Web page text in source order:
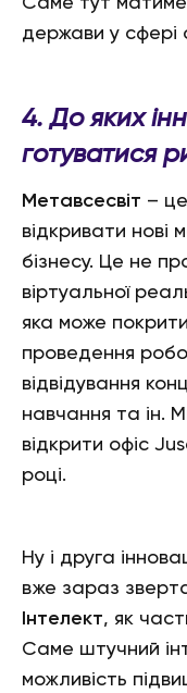
держави у сфері
4. До яких
готуватися
Метавсесвіт –
відкривати нові
бізнесу. Це не
віртуальної
яка може
проведення
відвідування
навчання та ін.
відкрити офіс
році.
Ну і друга
вже зараз
Інтелект, як
Саме штучний
можливість